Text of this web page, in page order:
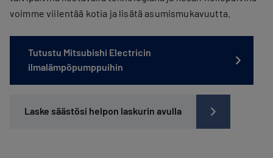
voimme viilentää kotia ja lisätä asumismukavuutta.
Tutustu Mitsubishi Electricin
ilmalämpöpumppuihin
Laske säästösi helpon laskurin avulla